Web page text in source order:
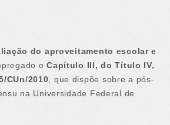
do aproveitamento escolar e
oCapítulo III, do Título IV,
CUn/2010 , que dispõe sobre a pós-
na Universidade Federal de